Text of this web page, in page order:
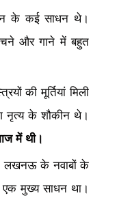
के कई साधन थे।
और गाने में बहुत
की मूर्तियां मिली
नृत्य के शौकीन थे।
में थी।
लखनऊ के नवाबों के
एक मुख्य साधन था।